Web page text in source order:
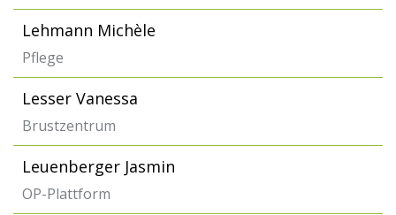
Lehmann Michèle
Pflege
Lesser Vanessa
Brustzentrum
Leuenberger Jasmin
OP-Plattform